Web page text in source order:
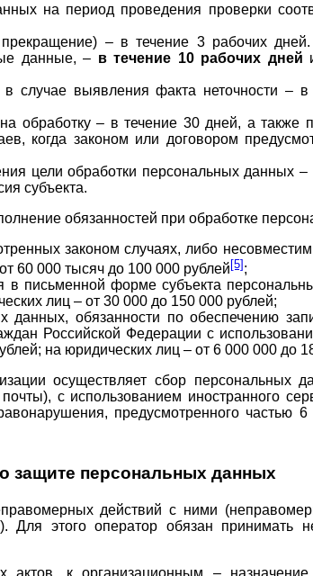
на период проведения проверки
– в течение 3 рабочих
данные, – в течение 10 рабочих дней
случае выявления факта неточности –
обработку – в течение 30 дней, а
когда законом или договором
цели обработки персональных данных
субъекта.
обязанностей при обработке
законом случаях, либо
60 000 тысяч до 100 000 рублей[5] ;
письменной форме субъекта
лиц – от 30 000 до 150 000 рублей;
обязанности по обеспечению
Российской Федерации с
на юридических лиц – от 6 000 000 до
осуществляет сбор персональных
с использованием иностранного
предусмотренного
защите персональных данных
действий с ними
Для этого оператор обязан принимать